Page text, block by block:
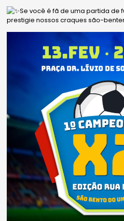
Sevocê é fã de uma partida de
prestigie nossos craques são-